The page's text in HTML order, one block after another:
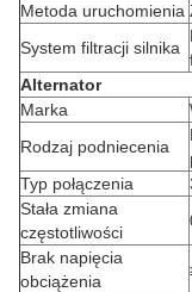
Metoda uruchomienia
System filtracji silnika
Alternator
Marka
Rodzaj podniecenia
Typ połączenia
Stała zmiana
częstotliwości
Brak napięcia
obciążenia